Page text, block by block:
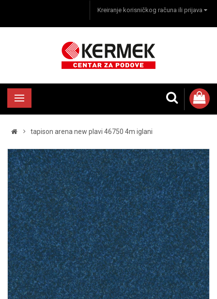
Kreiranje korisničkog računa ili prijava
tapison arena new plavi 46750 4m iglani